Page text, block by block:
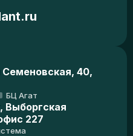
40,
БЦ Агат
Выборгская
227